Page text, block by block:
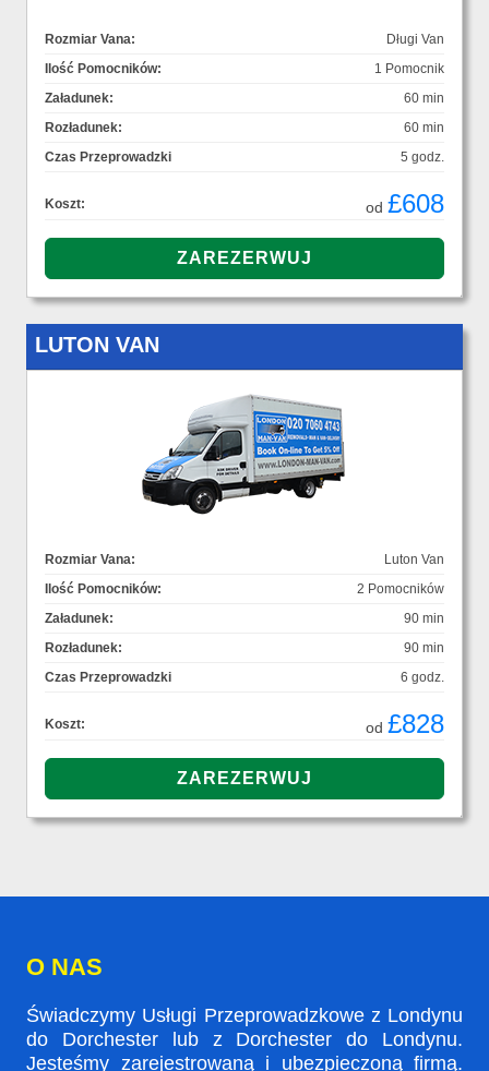
Rozmiar Vana:
Długi Van
Ilość Pomocników:
1 Pomocnik
Załadunek:
60 min
Rozładunek:
60 min
Czas Przeprowadzki
5 godz.
Koszt: od £608
LUTON VAN
Rozmiar Vana:
Luton Van
Ilość Pomocników:
2 Pomocników
Załadunek:
90 min
Rozładunek:
90 min
Czas Przeprowadzki
6 godz.
Koszt: od £828
O NAS
Świadczymy Usługi Przeprowadzkowe z Londynu
do Dorchester lub z Dorchester do Londynu.
Jesteśmy zarejestrowaną i ubezpieczoną firmą.